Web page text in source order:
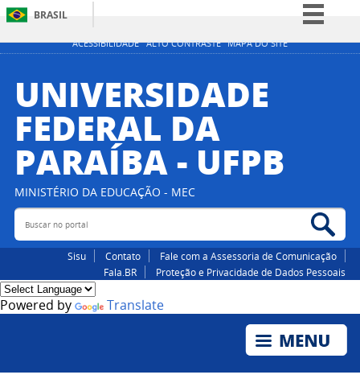
ACESSIBILIDADE ALTO CONTRASTE MAPA DO SITE
BRASIL
Simplifique!
Participe
Acesso à informação
Canais
UNIVERSIDADE
FEDERAL DA
PARAÍBA - UFPB
MINISTÉRIO DA EDUCAÇÃO - MEC
Buscar no portal
Sisu Contato
Fale com a Assessoria de Comunicação
Fala.BR
Proteção e Privacidade de Dados Pessoais
Powered by Translate